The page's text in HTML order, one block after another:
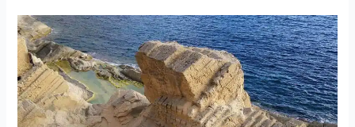
Atlantis
Ibiza
–
Sa
Pedrera
de